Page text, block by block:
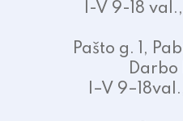
I-V 9-18
Pašto g. 1,
Darbo
I–V